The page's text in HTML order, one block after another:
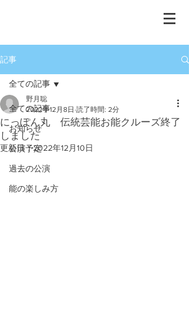
記事
全ての記事
お知らせ
公演予定
過去の公演
能の楽しみ方
全ての記事
にっぽん丸 伝統芸能お能クルーズ終了
しました
野月聡
2022年12月8日 読了時間: 2分
更新日：2022年12月10日